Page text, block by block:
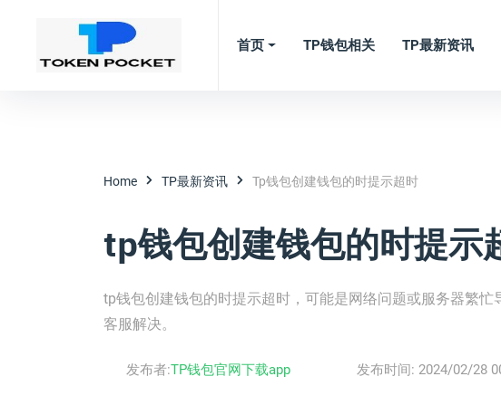
首页 TP钱包相关 TP最新资讯
Home TP最新资讯 Tp钱包创建钱包的时提示超时
tp钱包创建钱包的时提示
tp钱包创建钱包的时提示超时，可能是网络问题或服务器繁
客服解决。
发布者:TP钱包官网下载app 发布时间: 2024/02/28